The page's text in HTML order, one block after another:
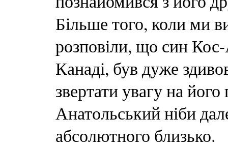
Більше того, коли ми
розповіли, що син
Канаді, був дуже
звертати увагу на
Анатольський ніби
абсолютного близько.